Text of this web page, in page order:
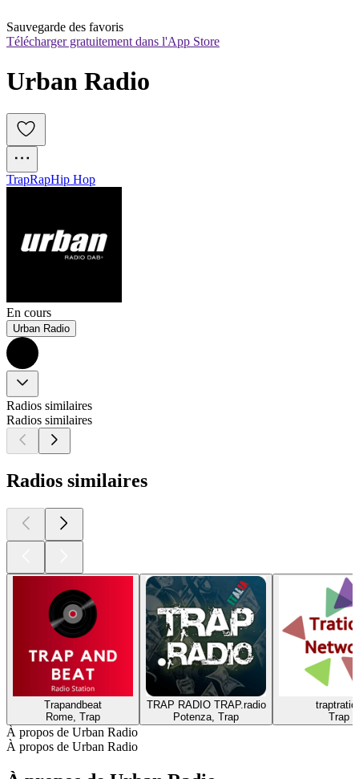
Sauvegarde des favoris
Télécharger gratuitement dans l'App Store
Urban Radio
TrapRapHip Hop
En cours
Urban Radio
Radios similaires
Radios similaires
Radios similaires
Trapandbeat
Rome, Trap
TRAP RADIO TRAP.radio
Potenza, Trap
Trap
À propos de Urban Radio
À propos de Urban Radio